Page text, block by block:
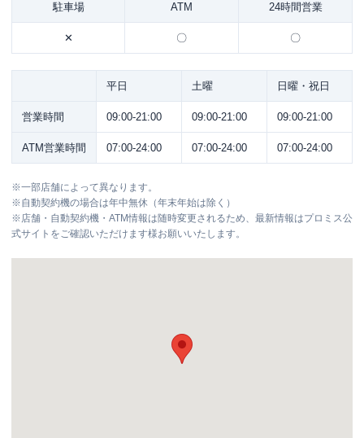
駐車場 ATM 24時間営業
✕ 〇 〇
平日 土曜 日曜・祝日
営業時間 09:00-21:00 09:00-21:00 09:00-21:00
ATM営業時間 07:00-24:00 07:00-24:00 07:00-24:00
※一部店舗によって異なります。
※自動契約機の場合は年中無休（年末年始は除く）
※店舗・自動契約機・ATM情報は随時変更されるため、最新情報はプロミス公
式サイトをご確認いただけます様お願いいたします。